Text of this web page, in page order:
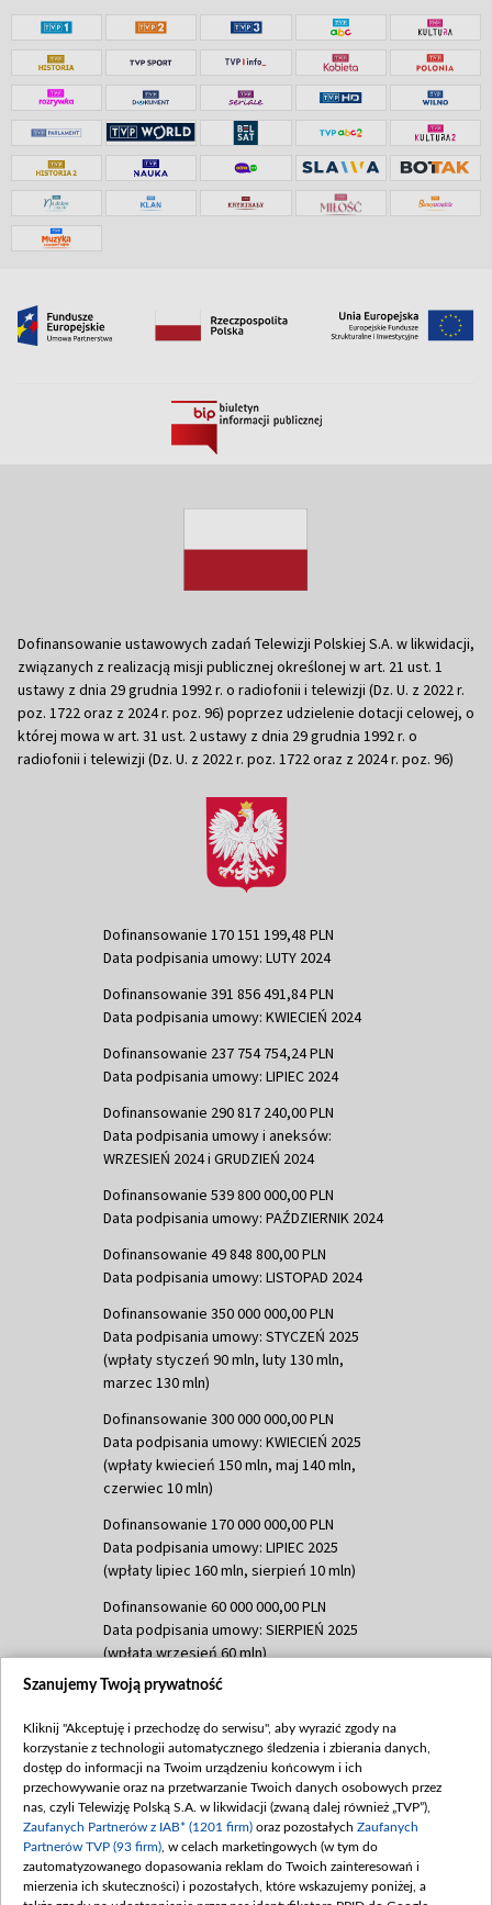
Dofinansowanie ustawowych zadań Telewizji Polskiej S.A. w likwidacji,
związanych z realizacją misji publicznej określonej w art. 21 ust. 1
ustawy z dnia 29 grudnia 1992 r. o radiofonii i telewizji (Dz. U. z 2022 r.
poz. 1722 oraz z 2024 r. poz. 96) poprzez udzielenie dotacji celowej, o
której mowa w art. 31 ust. 2 ustawy z dnia 29 grudnia 1992 r. o
radiofonii i telewizji (Dz. U. z 2022 r. poz. 1722 oraz z 2024 r. poz. 96)
Dofinansowanie 170 151 199,48 PLN
Data podpisania umowy: LUTY 2024
Dofinansowanie 391 856 491,84 PLN
Data podpisania umowy: KWIECIEŃ 2024
Dofinansowanie 237 754 754,24 PLN
Data podpisania umowy: LIPIEC 2024
Dofinansowanie 290 817 240,00 PLN
Data podpisania umowy i aneksów:
WRZESIEŃ 2024 i GRUDZIEŃ 2024
Dofinansowanie 539 800 000,00 PLN
Data podpisania umowy: PAŹDZIERNIK 2024
Dofinansowanie 49 848 800,00 PLN
Data podpisania umowy: LISTOPAD 2024
Dofinansowanie 350 000 000,00 PLN
Data podpisania umowy: STYCZEŃ 2025
(wpłaty styczeń 90 mln, luty 130 mln,
marzec 130 mln)
Dofinansowanie 300 000 000,00 PLN
Data podpisania umowy: KWIECIEŃ 2025
(wpłaty kwiecień 150 mln, maj 140 mln,
czerwiec 10 mln)
Dofinansowanie 170 000 000,00 PLN
Data podpisania umowy: LIPIEC 2025
(wpłaty lipiec 160 mln, sierpień 10 mln)
Dofinansowanie 60 000 000,00 PLN
Data podpisania umowy: SIERPIEŃ 2025
(wpłata wrzesień 60 mln)
Dofinansowanie 635 783 051,21 PLN
(wpłata wrzesień 100 mln, październik 350
mln, listopad 265 mln)
Dofinansowanie 48 862 000,00 PLN
Data podpisania umowy: GRUDZIEŃ 2025
(wpłata grudzień 60,548 mln)
Dofinansowanie 900 000 000,00 PLN
Data podpisania umowy: LUTY 2026 (wpłata
Szanujemy Twoją prywatność
Kliknij "Akceptuję i przechodzę do serwisu", aby wyrazić zgody na
korzystanie z technologii automatycznego śledzenia i zbierania danych,
dostęp do informacji na Twoim urządzeniu końcowym i ich
przechowywanie oraz na przetwarzanie Twoich danych osobowych przez
nas, czyli Telewizję Polską S.A. w likwidacji (zwaną dalej również „TVP”),
Zaufanych Partnerów z IAB* (1201 firm) oraz pozostałych Zaufanych
Partnerów TVP (93 firm) , w celach marketingowych (w tym do
zautomatyzowanego dopasowania reklam do Twoich zainteresowań i
mierzenia ich skuteczności) i pozostałych, które wskazujemy poniżej, a